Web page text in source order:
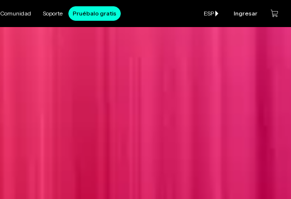
Comunidad Soporte Pruébalo gratis ESP Ingresar